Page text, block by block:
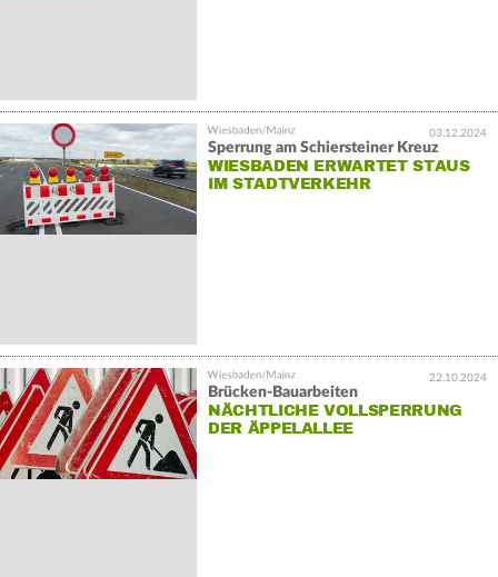
03.12.2024
Sperrung am Schiersteiner Kreuz
WIESBADEN ERWARTET STAUS
IM STADTVERKEHR
22.10.2024
Brücken-Bauarbeiten
NÄCHTLICHE VOLLSPERRUNG
DER ÄPPELALLEE